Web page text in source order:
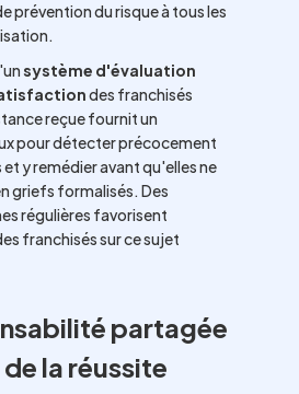
prévention du risque à tous les
système d'évaluation
des franchisés
reçue fournit un
pour détecter précocement
y remédier avant qu'elles ne
griefs formalisés. Des
régulières favorisent
franchisés sur ce sujet
partagée
la réussite